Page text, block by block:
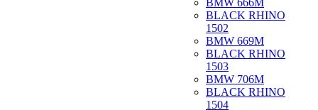
BMW 666M
BLACK RHINO
1502
BMW 669M
BLACK RHINO
1503
BMW 706M
BLACK RHINO
1504